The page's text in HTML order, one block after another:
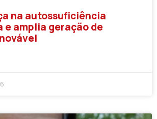
na autossuficiência
e amplia geração de